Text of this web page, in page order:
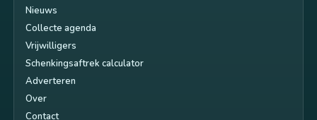
Nieuws
Collecte agenda
Vrijwilligers
Schenkingsaftrek calculator
Adverteren
Over
Contact